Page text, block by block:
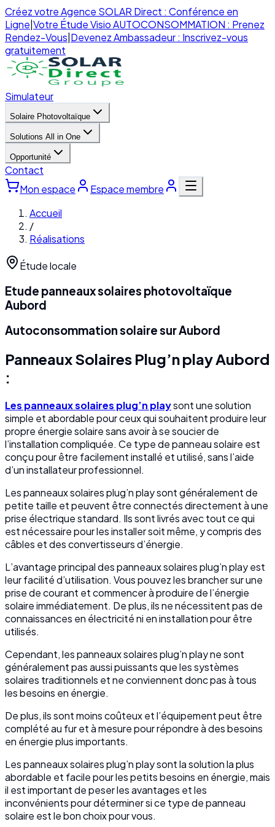
Créez votre Agence SOLAR Direct : Conférence en
Ligne Votre Étude Visio AUTOCONSOMMATION : Prenez
Rendez-Vous Devenez Ambassadeur : Inscrivez-vous
gratuitement
Simulateur
Solaire Photovoltaïque
Solutions All in One
Opportunité
Contact
Mon espace
Espace membre
Accueil
/
Réalisations
Étude locale
Etude panneaux solaires photovoltaïque
Aubord
Autoconsommation solaire sur Aubord
Panneaux Solaires Plug’n play Aubord
:
Les panneaux solaires plug’n playsont une solution
simple et abordable pour ceux qui souhaitent produire leur
propre énergie solaire sans avoir à se soucier de
l’installation compliquée. Ce type de panneau solaire est
conçu pour être facilement installé et utilisé, sans l’aide
d’un installateur professionnel.
Les panneaux solaires plug’n play sont généralement de
petite taille et peuvent être connectés directement à une
prise électrique standard. Ils sont livrés avec tout ce qui
est nécessaire pour les installer soit même, y compris des
câbles et des convertisseurs d’énergie.
L’avantage principal des panneaux solaires plug’n play est
leur facilité d’utilisation. Vous pouvez les brancher sur une
prise de courant et commencer à produire de l’énergie
solaire immédiatement. De plus, ils ne nécessitent pas de
connaissances en électricité ni en installation pour être
utilisés.
Cependant, les panneaux solaires plug’n play ne sont
généralement pas aussi puissants que les systèmes
solaires traditionnels et ne conviennent donc pas à tous
les besoins en énergie.
De plus, ils sont moins coûteux et l’équipement peut être
complété au fur et à mesure pour répondre à des besoins
en énergie plus importants.
Les panneaux solaires plug’n play sont la solution la plus
abordable et facile pour les petits besoins en énergie, mais
il est important de peser les avantages et les
inconvénients pour déterminer si ce type de panneau
solaire est le bon choix pour vous.